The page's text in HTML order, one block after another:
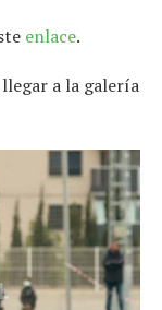
enlace.
a la galería